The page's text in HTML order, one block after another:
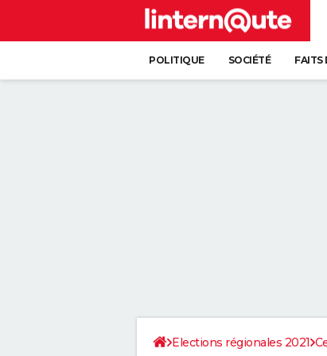
POLITIQUE SOCIÉTÉ FAITS
Elections régionales 2021